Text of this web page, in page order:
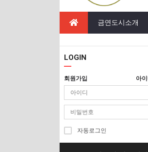
금연도시소개
LOGIN
회원가입 아
자동로그인